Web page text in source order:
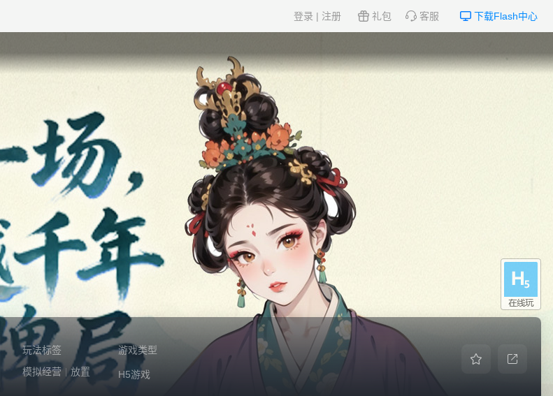
下载Flash中心
客服
礼包
登录 | 注册
玩法标签
模拟经营
放置
游戏类型
H5游戏